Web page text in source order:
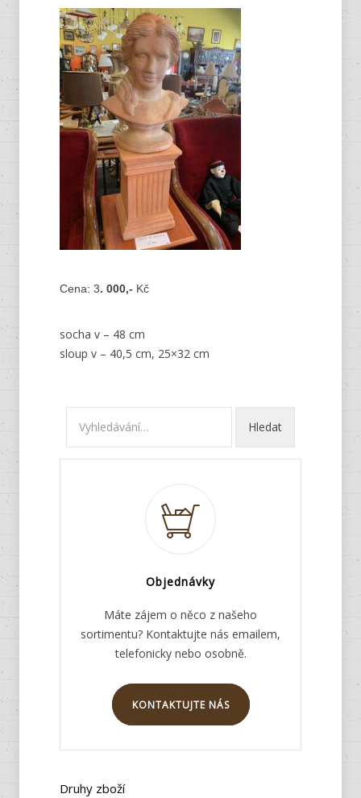
Cena: 3. 000,- Kč
socha v – 48 cm
sloup v – 40,5 cm, 25×32 cm
Objednávky
Máte zájem o něco z našeho
sortimentu? Kontaktujte nás emailem,
telefonicky nebo osobně.
KONTAKTUJTE NÁS
Druhy zboží